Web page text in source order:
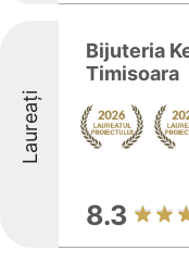
Laureați
Bijuteria
Timisoara
8.3